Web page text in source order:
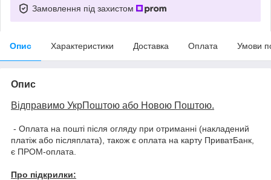
Замовлення під захистом
Опис Характеристики Доставка Оплата Умови
Опис
Відправимо УкрПоштою або Новою Поштою.
- Оплата на пошті після огляду при отриманні (накладений
платіж або післяплата), також є оплата на карту ПриватБанк,
є ПРОМ-оплата.
Про підкрилки: